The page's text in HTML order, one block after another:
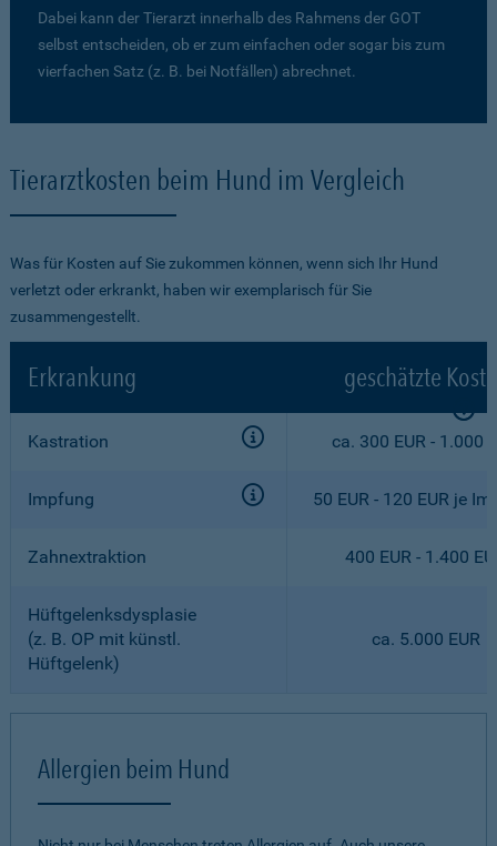
Dabei kann der Tierarzt innerhalb des Rahmens der GOT
selbst entscheiden, ob er zum einfachen oder sogar bis zum
vierfachen Satz (z. B. bei Notfällen) abrechnet.
Tierarztkosten beim Hund im Vergleich
Was für Kosten auf Sie zukommen können, wenn sich Ihr Hund
verletzt oder erkrankt, haben wir exemplarisch für Sie
zusammengestellt.
Erkrankung geschätzte
Kastration ca. 300 EUR - 1.000
Impfung 50 EUR - 120 EUR je
Zahnextraktion 400 EUR - 1.400
Hüftgelenksdysplasie
(z. B. OP mit künstl.
Hüftgelenk)
ca. 5.000 EUR
Allergien beim Hund